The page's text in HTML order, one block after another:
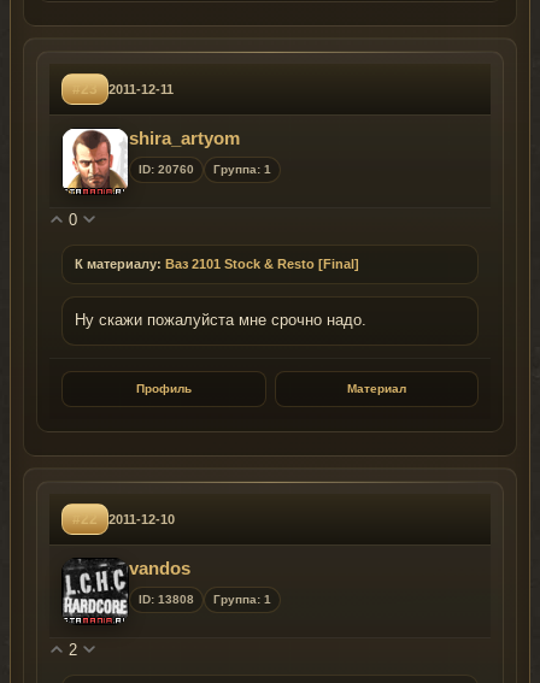
#23 2011-12-11
shira_artyom
ID: 20760 Группа: 1
0
К материалу: Ваз 2101 Stock & Resto [Final]
Ну скажи пожалуйста мне срочно надо.
Профиль Материал
#22 2011-12-10
vandos
ID: 13808 Группа: 1
2